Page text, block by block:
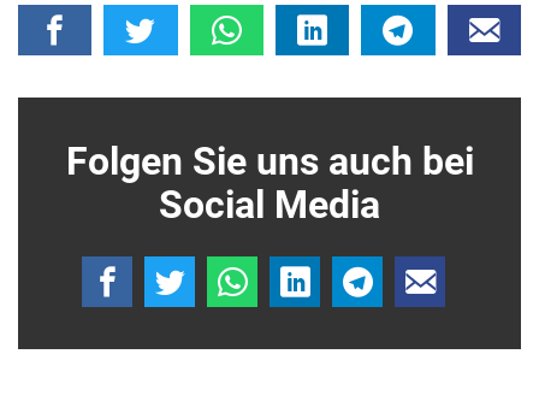
Folgen Sie uns auch bei
Social Media